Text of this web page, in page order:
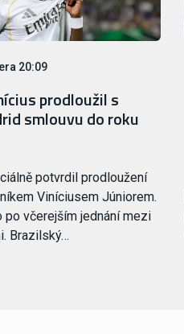
20:09
prodloužil s
smlouvu do roku
potvrdil prodloužení
Viníciusem Júniorem.
po včerejším jednání mezi
Brazilský…